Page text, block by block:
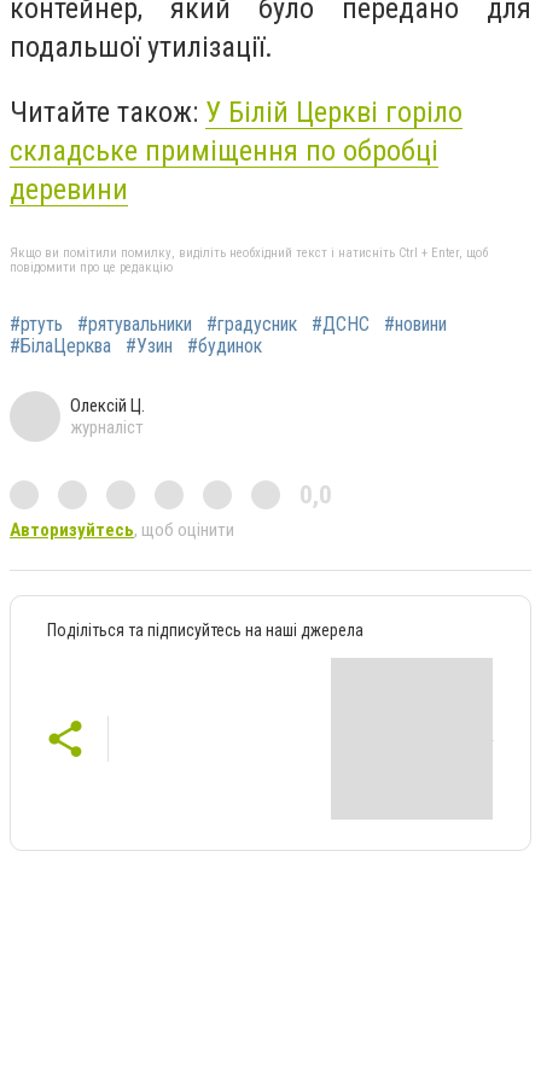
контейнер, який було передано для
подальшої утилізації.
Читайте також: У Білій Церкві горіло
складське приміщення по обробці
деревини
Якщо ви помітили помилку, виділіть необхідний текст і натисніть Ctrl + Enter, щоб
повідомити про це редакцію
#ртуть #рятувальники #градусник #ДСНС
#новини
#БілаЦерква
#Узин #будинок
Олексій Ц.
журналіст
0,0
Авторизуйтесь, щоб оцінити
Поділіться та підписуйтесь на наші джерела